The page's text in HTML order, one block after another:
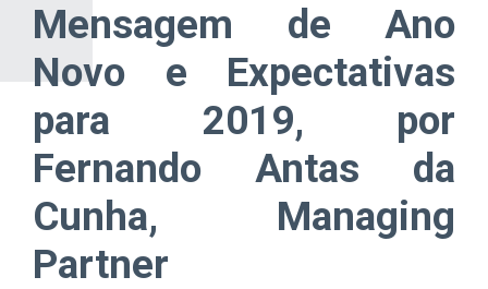
Mensagem de Ano
Novo e Expectativas
para 2019, por
Fernando Antas da
Cunha, Managing
Partner